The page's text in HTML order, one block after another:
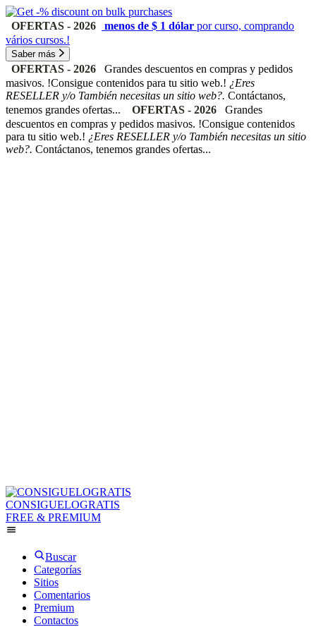
OFERTAS - 2026 menos de $ 1 dólar por curso, comprando
vários cursos.!
Saber más
OFERTAS - 2026
Grandes descuentos en compras y pedidos
masivos. !Consigue contenidos para tu sitio web.! ¿Eres
RESELLER y/o También necesitas un sitio web?. Contáctanos,
tenemos grandes ofertas...
OFERTAS - 2026
Grandes
descuentos en compras y pedidos masivos. !Consigue contenidos
para tu sitio web.! ¿Eres RESELLER y/o También necesitas un sitio
web?. Contáctanos, tenemos grandes ofertas...
CONSIGUELOGRATIS
FREE & PREMIUM
Buscar
Categorías
Sitios
Comentarios
Premium
Contactos